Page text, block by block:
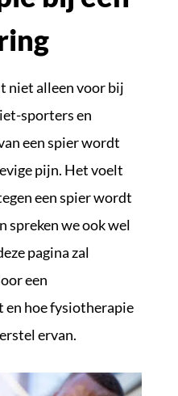
niet alleen voor bij
sporters en
een spier wordt
pijn. Het voelt
een spier wordt
spreken we ook wel
pagina zal
een
hoe fysiotherapie
ervan.